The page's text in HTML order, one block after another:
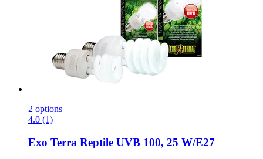
2 options
4.0 (1)
Exo Terra Reptile UVB 100, 25 W/E27